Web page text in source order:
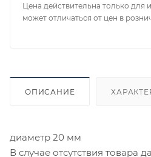
Цена действительна только для
может отличаться от цен в
ОПИСАНИЕ
диаметр 20 мм
В случае отсутствия товара